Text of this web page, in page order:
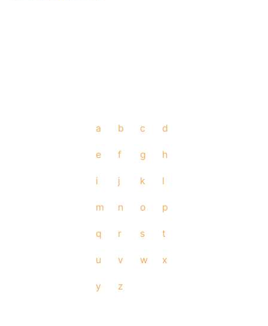
a b c d
e f g h
i j k l
m n o p
q r s t
u v w x
y z